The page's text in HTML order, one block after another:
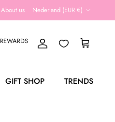
About us
Land/Regio
Nederland (EUR €)
REWARDS
Account Winkelwagen
GIFT SHOP TRENDS